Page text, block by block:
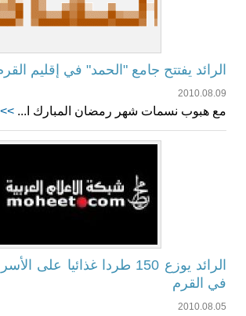
الرائد يفتتح جامع "الحمد" في إقليم
2010.08.09
مع هبوب نسمات شهر رمضان المبارك ا...
الرائد يوزع 150 طردا غذائيا على
في القرم
2010.08.05